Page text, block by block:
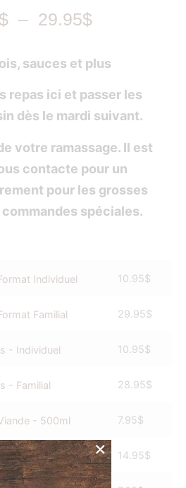
$ – 29.95$
sauces et plus
repas ici et passer les
dès le mardi suivant.
votre ramassage. Il est
contacte pour un
pour les grosses
spéciales.
Individuel 10.95$
Familial 29.95$
- Individuel 10.95$
- Familial 28.95$
- 500ml 7.95$
1L 14.95$